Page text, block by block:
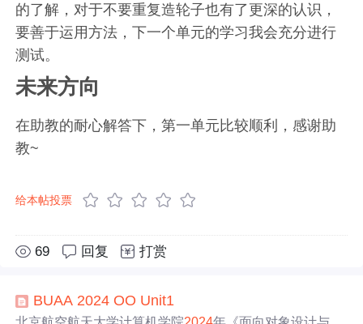
的了解，对于不要重复造轮子也有了更深的认识，
要善于运用方法，下一个单元的学习我会充分进行
测试。
未来方向
在助教的耐心解答下，第一单元比较顺利，感谢助
教~
给本帖投票
69 回复 打赏
BUAA 2024 OO Unit1